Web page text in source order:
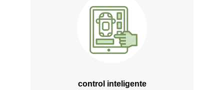
control inteligente